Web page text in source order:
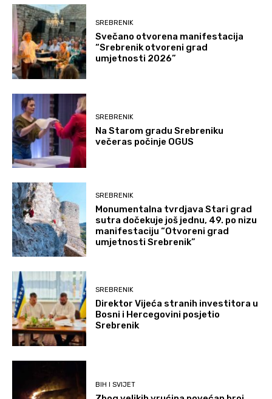
SREBRENIK
Svečano otvorena manifestacija
“Srebrenik otvoreni grad
umjetnosti 2026”
SREBRENIK
Na Starom gradu Srebreniku
večeras počinje OGUS
SREBRENIK
Monumentalna tvrdjava Stari grad
sutra dočekuje još jednu, 49. po nizu
manifestaciju “Otvoreni grad
umjetnosti Srebrenik”
SREBRENIK
Direktor Vijeća stranih investitora u
Bosni i Hercegovini posjetio
Srebrenik
BIH I SVIJET